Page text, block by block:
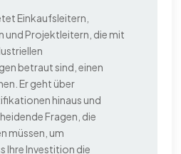
Einkaufsleitern,
und Projektleitern, die mit
betraut sind, einen
Er geht über
hinaus und
Fragen, die
müssen, um
Ihre Investition die